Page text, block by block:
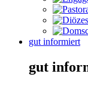
gut informiert
gut